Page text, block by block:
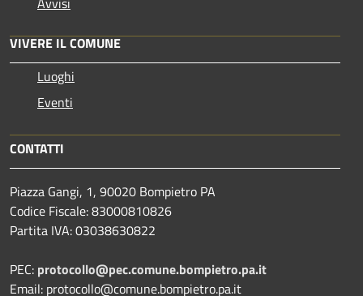
VIVERE IL COMUNE
Luoghi
Eventi
CONTATTI
Piazza Gangi, 1, 90020 Bompietro PA
Codice Fiscale: 83000810826
Partita IVA: 03038630822
PEC: protocollo@pec.comune.bompietro.pa.it
Email: protocollo@comune.bompietro.pa.it